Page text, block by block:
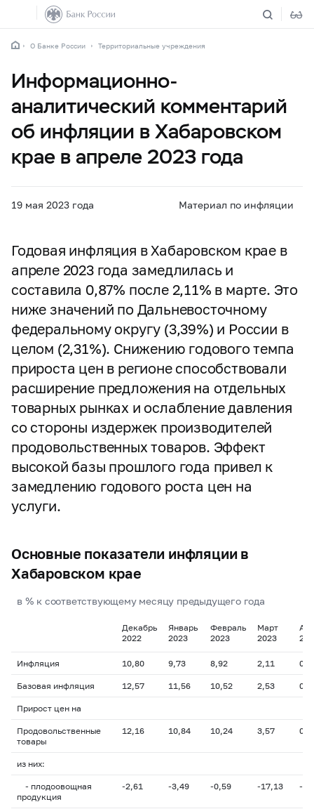
О Банке России Территориальные учреждения
Информационно-
аналитический комментарий
об инфляции в Хабаровском
крае в апреле 2023 года
19 мая 2023 года Материал по инфляции
Годовая инфляция в Хабаровском крае в
апреле 2023 года замедлилась и
составила 0,87% после 2,11% в марте. Это
ниже значений по Дальневосточному
федеральному округу (3,39%) и России в
целом (2,31%). Снижению годового темпа
прироста цен в регионе способствовали
расширение предложения на отдельных
товарных рынках и ослабление давления
со стороны издержек производителей
продовольственных товаров. Эффект
высокой базы прошлого года привел к
замедлению годового роста цен на
услуги.
Основные показатели инфляции в
Хабаровском крае
в % к соответствующему месяцу предыдущего года
Декабрь
2022
Январь
2023
Февраль
2023
Март
2023
Инфляция 10,80 9,73 8,92 2,11
Базовая инфляция 12,57 11,56 10,52 2,53
Прирост цен на
Продовольственные
товары
12,16 10,84 10,24 3,57
из них:
- плодоовощная
продукция
-2,61 -3,49 -0,59 -17,13 -